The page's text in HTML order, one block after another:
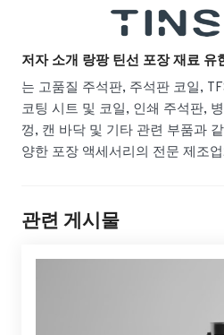
저자 소개 랑팡 틴선 포장 재료 유
는 고품질 주석판, 주석판 코일,
코팅 시트 및 코일, 인쇄 주석판,
껑, 캔 바닥 및 기타 관련 부품과
양한 포장 액세서리의 전문 제조
관련 게시물